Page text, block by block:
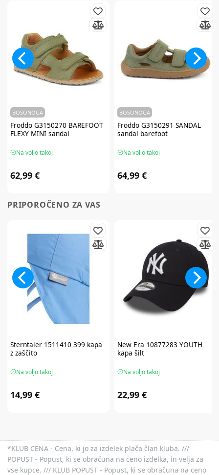
BOSONOGA
FroddoG3150270 BAREFOOT
FLEXY MINI sandal
Na voljo takoj
62,99 €
BOSONOGA
FroddoG3150291 SANDAL
sandal barefoot
Na voljo takoj
64,99 €
PRIPOROČENO ZA VAS
Sterntaler1511410 399 kapa
z zaščito
Na voljo takoj
14,99 €
New Era 10877283 YOUTH
kapa šilt
Na voljo takoj
22,99 €
*KLUB CENA - Cena, ki jo za izdelek plača član kluba. ///
POPUST - Popust, ki se obračuna na ceno izdelka, in velja za
vse kupce. /// KLUB POPUST - Popust, ki se obračuna na ceno